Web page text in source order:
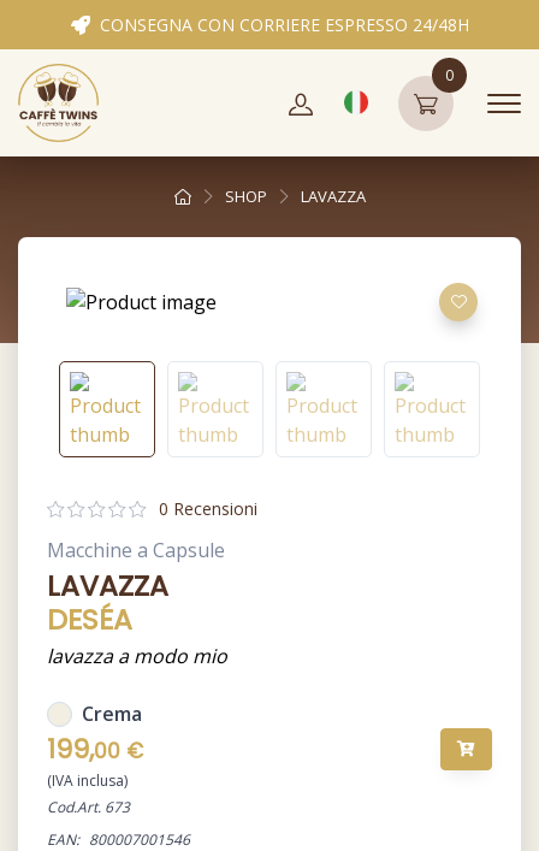
CONSEGNA CON CORRIERE ESPRESSO 24/48H
0
SHOP LAVAZZA
0 Recensioni
Macchine a Capsule
LAVAZZA
DESÉA
lavazza a modo mio
Crema
199,00 €
(IVA inclusa)
Cod.Art. 673
EAN: 800007001546